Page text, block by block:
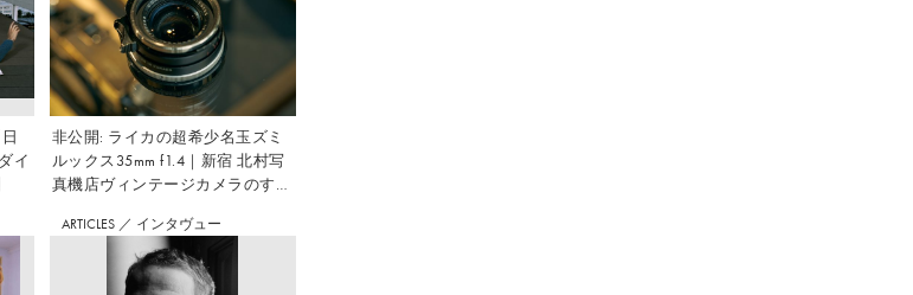
イ
非公開: ライカの超希少名玉ズミ
ルックス35mm f1.4｜新宿 北村写
真機店ヴィンテージカメラのすす
ARTICLES ／ インタヴュー